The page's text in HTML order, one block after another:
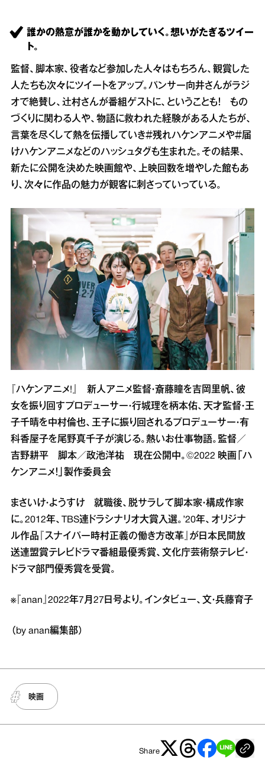
誰かの熱意が誰かを動かしていく。想いがたぎるツイー
ト。
監督、脚本家、役者など参加した人々はもちろん、観賞した
人たちも次々にツイートをアップ。パンサー向井さんがラジ
オで絶賛し、辻村さんが番組ゲストに、ということも！ もの
づくりに関わる人や、物語に救われた経験がある人たちが、
言葉を尽くして熱を伝播していき＃残れハケンアニメや＃届
けハケンアニメなどのハッシュタグも生まれた。その結果、
新たに公開を決めた映画館や、上映回数を増やした館もあ
り、次々に作品の魅力が観客に刺さっていっている。
『ハケンアニメ!』 新人アニメ監督・斎藤瞳を吉岡里帆、彼
女を振り回すプロデューサー・行城理を柄本佑、天才監督・王
子千晴を中村倫也、王子に振り回されるプロデューサー・有
科香屋子を尾野真千子が演じる。熱いお仕事物語。監督／
吉野耕平 脚本／政池洋祐 現在公開中。©2022 映画「ハ
ケンアニメ！」製作委員会
まさいけ・ようすけ 就職後、脱サラして脚本家・構成作家
に。2012年、TBS連ドラシナリオ大賞入選。’20年、オリジナ
ル作品『スナイパー時村正義の働き方改革』が日本民間放
送連盟賞テレビドラマ番組最優秀賞、文化庁芸術祭テレビ・
ドラマ部門優秀賞を受賞。
※『anan』2022年7月27日号より。インタビュー、文・兵藤育子
（by anan編集部）
映画
Share